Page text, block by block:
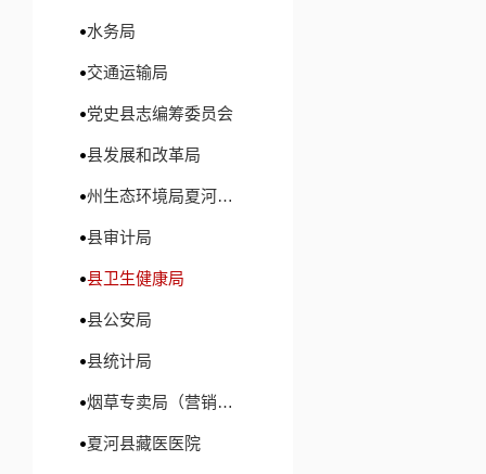
水务局
交通运输局
党史县志编筹委员会
县发展和改革局
州生态环境局夏河分局
县审计局
县卫生健康局
县公安局
县统计局
烟草专卖局（营销部）
夏河县藏医医院